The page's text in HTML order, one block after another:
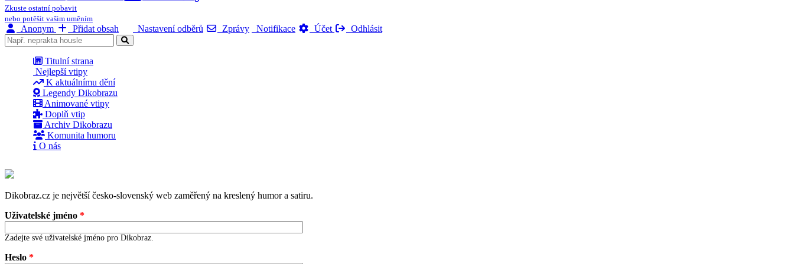
Zkuste ostatní pobavit
nebo potěšit vašim uměním
Anonym Přidat obsah Nastavení odběrů Zprávy Notifikace Účet Odhlásit
Titulní strana
Nejlepší vtipy
K aktuálnímu dění
Legendy Dikobrazu
Animované vtipy
Doplň vtip
Archiv Dikobrazu
Komunita humoru
O nás
Dikobraz.cz je největší česko-slovenský web zaměřený na kreslený humor a satiru.
Uživatelské jméno *
Zadejte své uživatelské jméno pro Dikobraz.
Heslo *